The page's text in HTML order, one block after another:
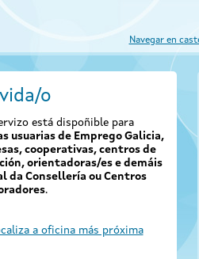
Navegar en
o
está dispoñible para
usuarias de Emprego Galicia,
cooperativas, centros de
orientadoras/es e demáis
da Consellería ou Centros
.
a oficina más próxima